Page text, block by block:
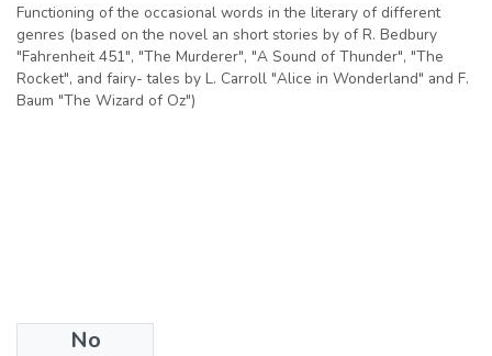
Functioning of the occasional words in the literary of different
genres (based on the novel an short stories by of R. Bedbury
"Fahrenheit 451", "The Murderer", "A Sound of Thunder", "The
Rocket", and fairy- tales by L. Carroll "Alice in Wonderland" and F.
Baum "The Wizard of Oz")
No